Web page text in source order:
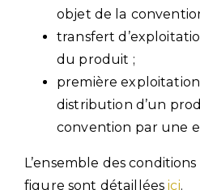
objet de la
transfert
du produit ;
première
distribution d’un
convention par une
L’ensemble des conditions
figure sont détailléesici.